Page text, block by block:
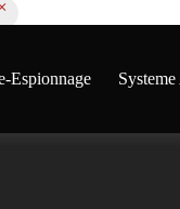
Espionnage
ou retourner le produit